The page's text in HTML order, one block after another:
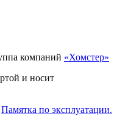
компаний «Хомстер»
и носит
Памятка по эксплуатации.